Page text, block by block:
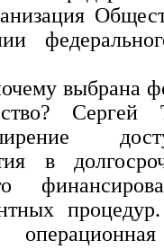
выбрана
Сергей
в